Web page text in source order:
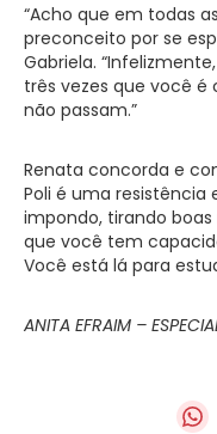
“Acho que em todas
preconceito por se
Gabriela.
três vezes que você é
não passam.”
Renata concorda e
Poli é uma resistência
impondo, tirando
que você tem
Você está lá para
ANITA EFRAIM –